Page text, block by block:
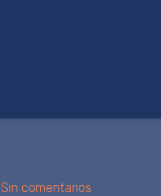
Sin comentarios